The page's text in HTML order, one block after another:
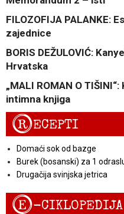
FILOZOFIJA PALANKE:
zajednice
BORIS DEŽULOVIĆ:
Hrvatska
„MALI ROMAN O
intimna knjiga
RECEPTI
Domaći sok od bazge
Burek (bosanski) za 1
Drugačija svinjska jetrica
E-CIKLOPEDIJA